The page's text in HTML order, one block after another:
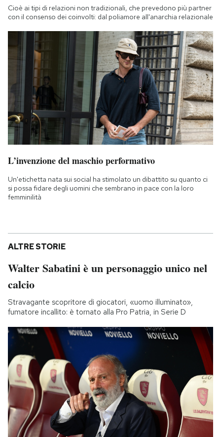
Cioè ai tipi di relazioni non tradizionali, che prevedono più partner
con il consenso dei coinvolti: dal poliamore all'anarchia relazionale
L’invenzione del maschio performativo
Un'etichetta nata sui social ha stimolato un dibattito su quanto ci
si possa fidare degli uomini che sembrano in pace con la loro
femminilità
ALTRE STORIE
Walter Sabatini è un personaggio unico nel
calcio
Stravagante scopritore di giocatori, «uomo illuminato»,
fumatore incallito: è tornato alla Pro Patria, in Serie D